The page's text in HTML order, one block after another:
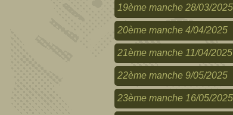
19ème manche 28/03/2025
20ème manche 4/04/2025
21ème manche 11/04/2025
22ème manche 9/05/2025
23ème manche 16/05/2025